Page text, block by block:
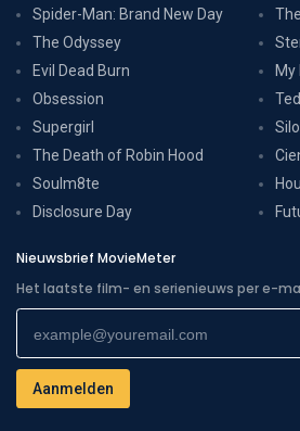
Spider-Man: Brand New Day
The Odyssey
Evil Dead Burn
Obsession
Supergirl
The Death of Robin Hood
Soulm8te
Disclosure Day
Silo
Nieuwsbrief MovieMeter
Het laatste film- en serienieuws per e-